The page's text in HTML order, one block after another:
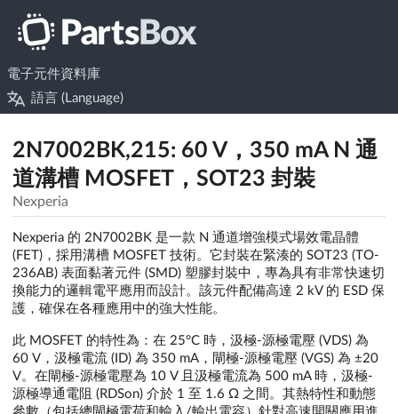
電子元件資料庫
語言 (Language)
2N7002BK,215: 60 V，350 mA N 通
道溝槽 MOSFET，SOT23 封裝
Nexperia
Nexperia 的 2N7002BK 是一款 N 通道增強模式場效電晶體
(FET)，採用溝槽 MOSFET 技術。它封裝在緊湊的 SOT23 (TO-
236AB) 表面黏著元件 (SMD) 塑膠封裝中，專為具有非常快速切
換能力的邏輯電平應用而設計。該元件配備高達 2 kV 的 ESD 保
護，確保在各種應用中的強大性能。
此 MOSFET 的特性為：在 25°C 時，汲極-源極電壓 (VDS) 為
60 V，汲極電流 (ID) 為 350 mA，閘極-源極電壓 (VGS) 為 ±20
V。在閘極-源極電壓為 10 V 且汲極電流為 500 mA 時，汲極-
源極導通電阻 (RDSon) 介於 1 至 1.6 Ω 之間。其熱特性和動態